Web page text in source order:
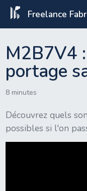
Freelance
M2B7V4
portage
8 minutes
Découvrez quels
possibles si l'on